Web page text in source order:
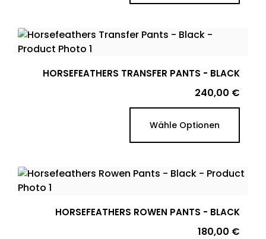
HORSEFEATHERS TRANSFER PANTS - BLACK
Preis
240,00 €
Wähle Optionen
HORSEFEATHERS ROWEN PANTS - BLACK
Preis
180,00 €